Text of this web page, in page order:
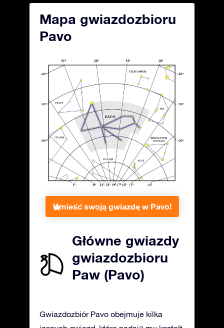
Mapa gwiazdozbioru
Pavo
Umieść swoją gwiazdę w Pavo!
Główne gwiazdy
gwiazdozbioru
Paw (Pavo)
Gwiazdozbiór Pavo obejmuje kilka